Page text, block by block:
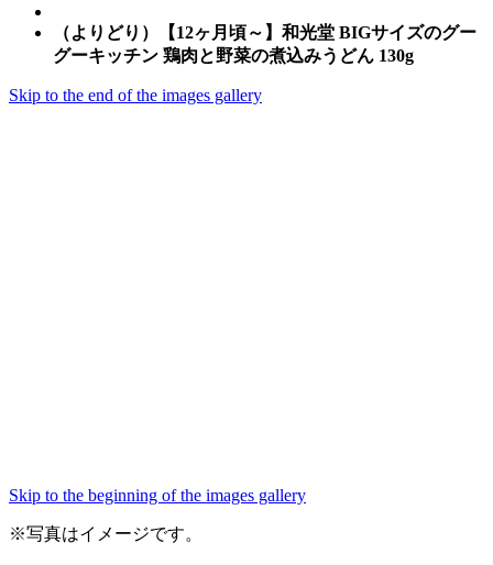
（よりどり）【12ヶ月頃～】和光堂 BIGサイズのグー
グーキッチン 鶏肉と野菜の煮込みうどん 130g
Skip to the end of the images gallery
Skip to the beginning of the images gallery
※写真はイメージです。